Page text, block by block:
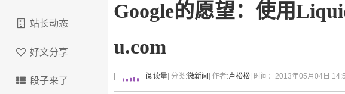
站长动态
好文分享
段子来了
Google的愿望：使用
u.com
阅读量 | 分类:微新闻 | 作者:卢松松 | 时间：2013年05月04日